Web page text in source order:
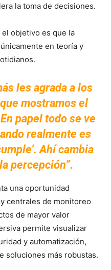
la toma de decisiones.
objetivo es que la
en teoría y
les agrada a los
mostramos el
papel todo se ve
realmente es
Ahí cambia
percepción”.
una oportunidad
centrales de monitoreo
de mayor valor
permite visualizar
y automatización,
soluciones más robustas.